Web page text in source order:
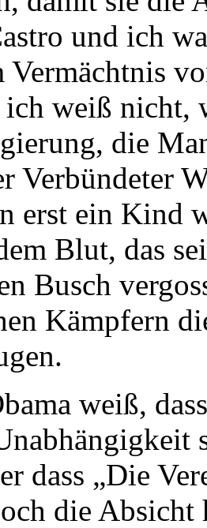
und ich
Vermächtnis
ich weiß nicht,
die
Verbündeter
erst ein Kind
Blut, das
Busch
Kämpfern
weiß,
dass „Die
die Absicht